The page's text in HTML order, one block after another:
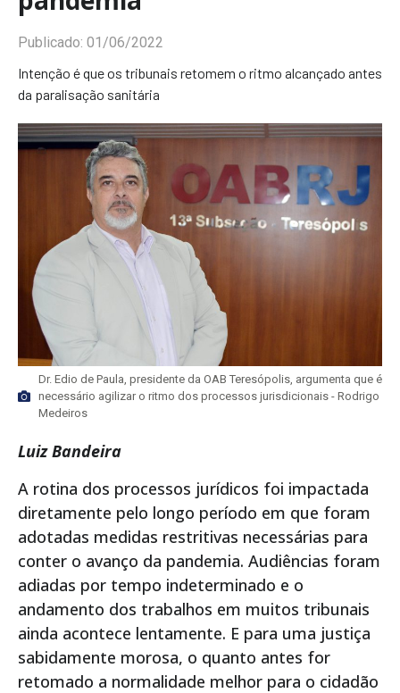
Publicado: 01/06/2022
Intenção é que os tribunais retomem o ritmo alcançado antes
da paralisação sanitária
Dr. Edio de Paula, presidente da OAB Teresópolis, argumenta que é
necessário agilizar o ritmo dos processos jurisdicionais - Rodrigo
Medeiros
Luiz Bandeira
A rotina dos processos jurídicos foi impactada
diretamente pelo longo período em que foram
adotadas medidas restritivas necessárias para
conter o avanço da pandemia. Audiências foram
adiadas por tempo indeterminado e o
andamento dos trabalhos em muitos tribunais
ainda acontece lentamente. E para uma justiça
sabidamente morosa, o quanto antes for
retomado a normalidade melhor para o cidadão